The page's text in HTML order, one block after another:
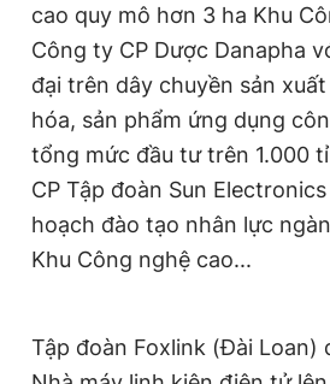
cao quy mô hơn 3 ha Khu
Công ty CP Dược Danapha
đại trên dây chuyền sản
hóa, sản phẩm ứng dụng
tổng mức đầu tư trên 1.000
CP Tập đoàn Sun
hoạch đào tạo nhân lực
Khu Công nghệ cao...
Tập đoàn Foxlink (Đài Loan)